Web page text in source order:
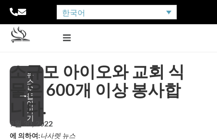
한국어
뉴
스
로
돌
아
가
기
소규모 아이오와 교회 식
물은 600개 이상 봉사합
니다.
9월 30, 2022
에 의하여:나사렛 뉴스